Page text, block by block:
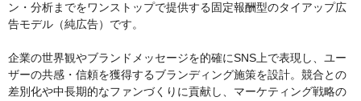
ン・分析までをワンストップで提供する固定報酬型のタイアップ広
告モデル（純広告）です。
企業の世界観やブランドメッセージを的確にSNS上で表現し、ユー
ザーの共感・信頼を獲得するブランディング施策を設計。競合との
差別化や中長期的なファンづくりに貢献し、マーケティング戦略の